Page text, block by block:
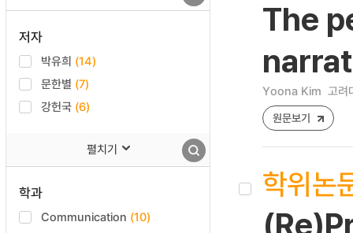
저자
박유희 (14)
문한별 (7)
강헌국 (6)
펼치기
학과
Communication (10)
The
Yoona Kim 고려
원문보기
학위논